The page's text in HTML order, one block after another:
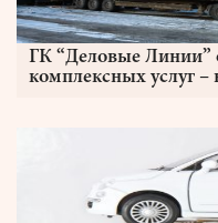
ГК “Деловые Линии”
комплексных услуг –